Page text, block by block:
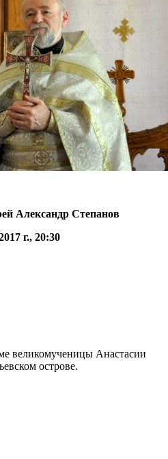
Александр Степанов
г., 20:30
великомученицы Анастасии
острове.